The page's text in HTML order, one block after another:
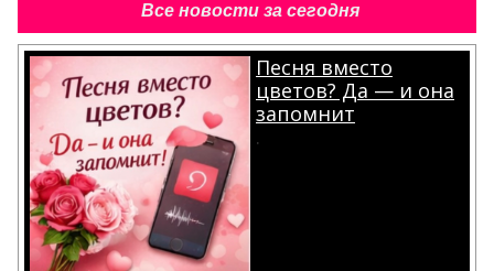
Все новости за сегодня
Песня вместо
цветов? Да — и она
запомнит
.